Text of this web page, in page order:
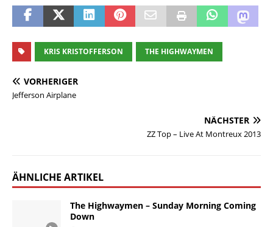
KRIS KRISTOFFERSON THE HIGHWAYMEN
VORHERIGER
Jefferson Airplane
NÄCHSTER
ZZ Top – Live At Montreux 2013
ÄHNLICHE ARTIKEL
The Highwaymen – Sunday Morning Coming
Down